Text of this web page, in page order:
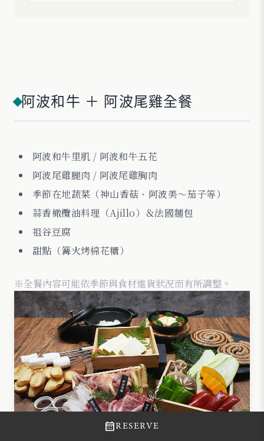
阿波和牛 ＋ 阿波尾雞全餐
阿波和牛里肌 / 阿波和牛五花
阿波尾雞腿肉 / 阿波尾雞胸肉
季節在地蔬菜（神山香菇、阿波美〜茄子等）
蒜香橄欖油料理（Ajillo）＆法國麵包
祖谷豆腐
甜點（篝火烤棉花糖）
※全餐內容可能依季節與食材進貨狀況而有所調整。
calendar_monthRESERVE